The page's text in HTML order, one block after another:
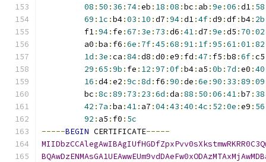
08 : 50 : 36 : 74:eb : 18 :08 :bc : ab :9e :06 :d1: 58
69 : 1c :b4:03 : 10 :d7 :94:d1:4f:d9 :df:b4: 2b
         f1
:94: fe :67 : 3e : 73 :d6 :41:d7 :9e :d5 : 70 :02
         a0
:ba : f6 :6e : 7f:45 :68 :91: 1f:95 :61:01:82
1d : 3e :ca :84:d8 :d0 :e9 : fd :47 : f5 :b8 :6f:c5
29 :65 :9b : fe : 12 :97 :0f:b4: a5 :0b : 7d :e0 :40
16 :d4:e2 :9c :8d : f6 :90 :de :6e :90 : 33 :89 :09
         bc
:8c :89 : 73 : 23 :6d :da :88 : 50 :06 :41:b7 : 38
42 : 7a :ba :41: a7 :04:43 :40 :4c : 52 :0e :e9 : 56
92 : a5 : f0 : 5c
-----BEGIN CERTIFICATE-----